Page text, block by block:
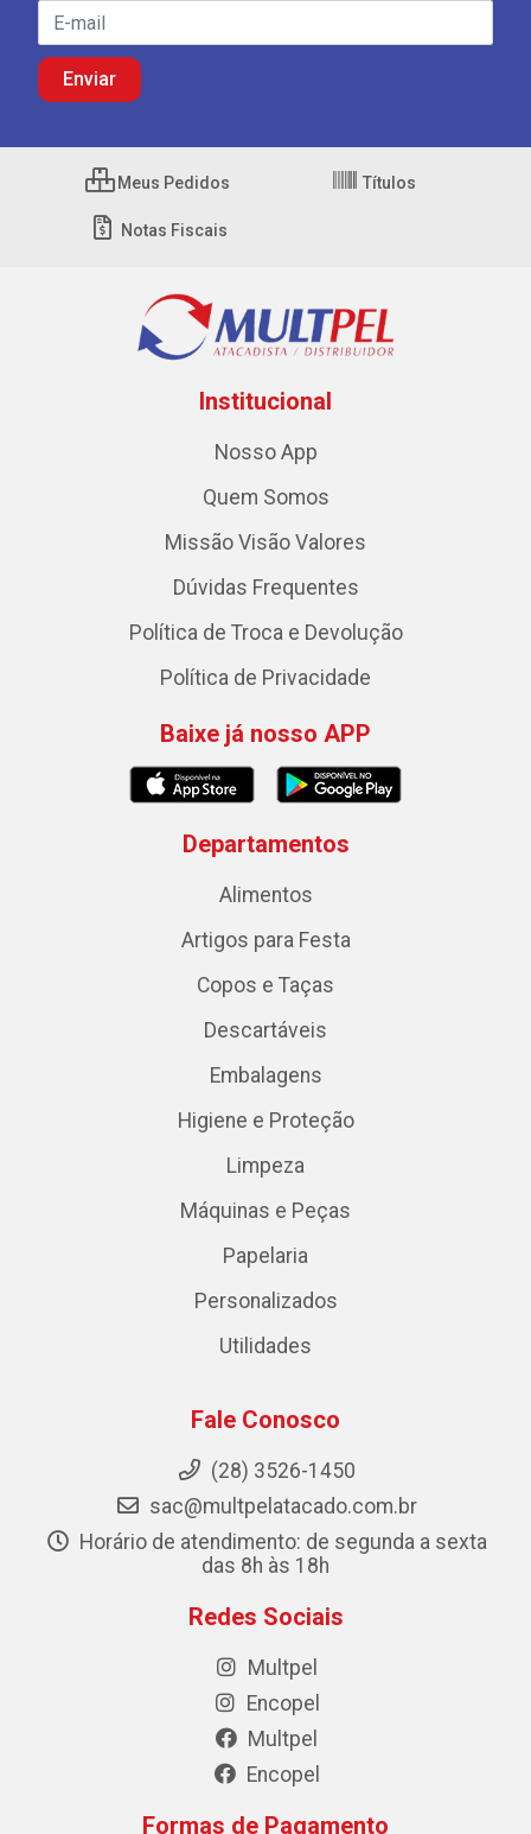
Meus Pedidos Títulos
Notas Fiscais
Institucional
Nosso App
Quem Somos
Missão Visão Valores
Dúvidas Frequentes
Política de Troca e Devolução
Política de Privacidade
Baixe já nosso APP
Departamentos
Alimentos
Artigos para Festa
Copos e Taças
Descartáveis
Embalagens
Higiene e Proteção
Limpeza
Máquinas e Peças
Papelaria
Personalizados
Utilidades
Fale Conosco
(28) 3526-1450
sac@multpelatacado.com.br
Horário de atendimento: de segunda a sexta
das 8h às 18h
Redes Sociais
Multpel
Encopel
Multpel
Encopel
Formas de Pagamento